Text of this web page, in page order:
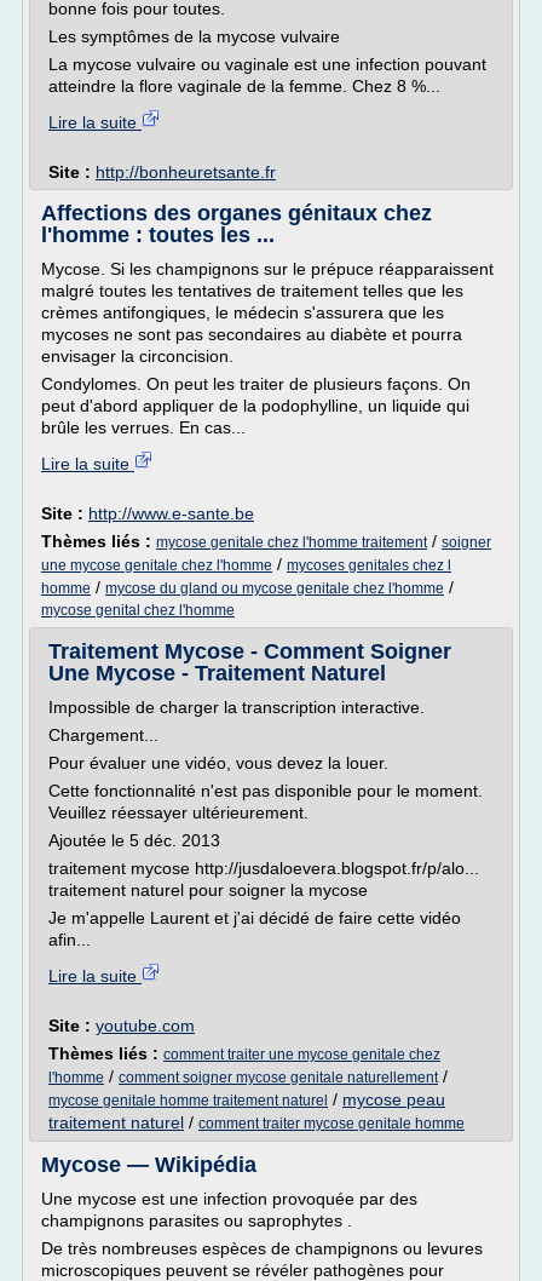
bonne fois pour toutes.
Les symptômes de la mycose vulvaire
La mycose vulvaire ou vaginale est une infection pouvant
atteindre la flore vaginale de la femme. Chez 8 %...
Lire la suite
Site : http://bonheuretsante.fr
Affections des organes génitaux chez
l'homme : toutes les ...
Mycose. Si les champignons sur le prépuce réapparaissent
malgré toutes les tentatives de traitement telles que les
crèmes antifongiques, le médecin s'assurera que les
mycoses ne sont pas secondaires au diabète et pourra
envisager la circoncision.
Condylomes. On peut les traiter de plusieurs façons. On
peut d'abord appliquer de la podophylline, un liquide qui
brûle les verrues. En cas...
Lire la suite
Site : http://www.e-sante.be
Thèmes liés : mycose genitale chez l'homme traitement/ soigner
une mycose genitale chez l'homme / mycoses genitales chez l
homme / mycose du gland ou mycose genitale chez l'homme /
mycose genital chez l'homme
Traitement Mycose - Comment Soigner
Une Mycose - Traitement Naturel
Impossible de charger la transcription interactive.
Chargement...
Pour évaluer une vidéo, vous devez la louer.
Cette fonctionnalité n'est pas disponible pour le moment.
Veuillez réessayer ultérieurement.
Ajoutée le 5 déc. 2013
traitement mycose http://jusdaloevera.blogspot.fr/p/alo...
traitement naturel pour soigner la mycose
Je m'appelle Laurent et j'ai décidé de faire cette vidéo
afin...
Lire la suite
Site : youtube.com
Thèmes liés : comment traiter une mycose genitale chez
l'homme / comment soigner mycose genitale naturellement/
mycose genitale homme traitement naturel / mycose peau
traitement naturel / comment traiter mycose genitale homme
Mycose — Wikipédia
Une mycose est une infection provoquée par des
champignons parasites ou saprophytes .
De très nombreuses espèces de champignons ou levures
microscopiques peuvent se révéler pathogènes pour